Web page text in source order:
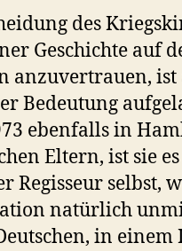
des
Geschichte auf
anzuvertrauen,
Bedeutung
ebenfalls in
Eltern, ist sie es
Regisseur selbst,
natürlich
in